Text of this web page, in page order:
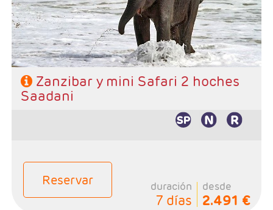
- Régimen: Pensión completa en safari y de libre
elección en Zanzibar
Zanzibar y mini Safari 2 hoches
Saadani
Reservar duración
7 días
desde
2.491 €